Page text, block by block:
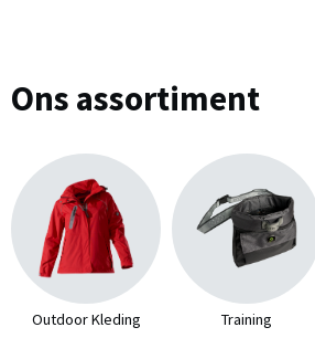
Ons assortiment
Outdoor Kleding Training